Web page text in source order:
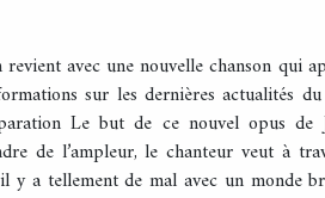
avec une nouvelle chanson qui
sur les dernières actualités
Le but de ce nouvel opus de
de l’ampleur, le chanteur veut à
a tellement de mal avec un monde